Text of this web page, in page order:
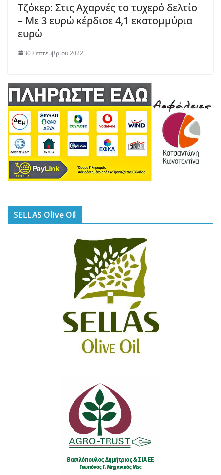
Τζόκερ: Στις Αχαρνές το τυχερό δελτίο
– Με 3 ευρώ κέρδισε 4,1 εκατομμύρια
ευρώ
30 Σεπτεμβρίου 2022
SELLAS Olive Oil